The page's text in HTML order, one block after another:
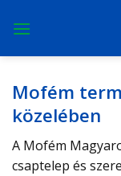
Mofém
közelében
A Mofém
csaptelep és